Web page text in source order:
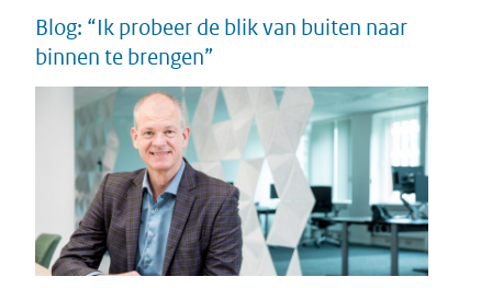
Blog: “Ik probeer de blik van buiten naar
binnen te brengen”